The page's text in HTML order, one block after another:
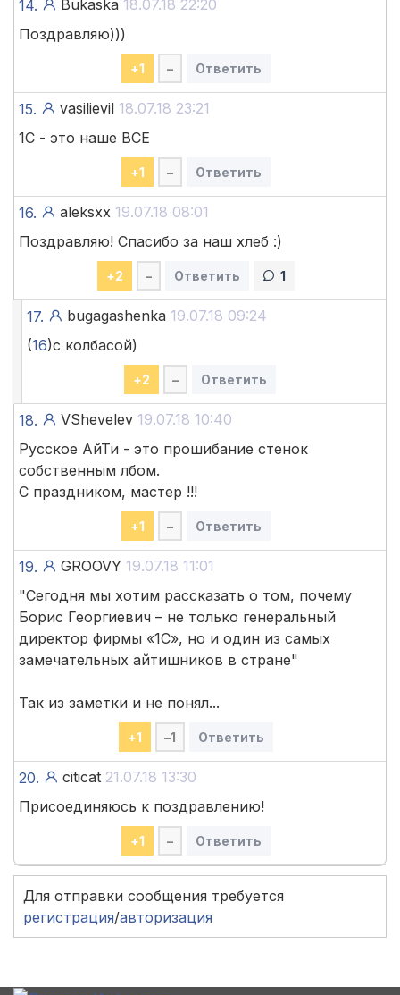
14. Bukaska 18.07.18 22:20
Поздравляю)))
+1 – Ответить
15. vasilievil 18.07.18 23:21
1С - это наше ВСЕ
+1 – Ответить
16. aleksxx 19.07.18 08:01
Поздравляю! Спасибо за наш хлеб :)
+2 – Ответить 1
17. bugagashenka 19.07.18 09:24
(16)с колбасой)
+2 – Ответить
18. VShevelev 19.07.18 10:40
Русское АйТи - это прошибание стенок
собственным лбом.
С праздником, мастер !!!
+1 – Ответить
19. GROOVY 19.07.18 11:01
"Сегодня мы хотим рассказать о том, почему
Борис Георгиевич – не только генеральный
директор фирмы «1С», но и один из самых
замечательных айтишников в стране"
Так из заметки и не понял...
+1 –1 Ответить
20. citicat 21.07.18 13:30
Присоединяюсь к поздравлению!
+1 – Ответить
Для отправки сообщения требуется
регистрация/авторизация